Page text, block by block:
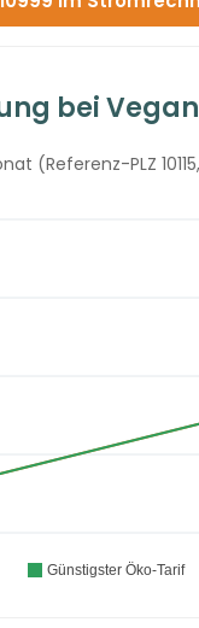
bei
(Referenz-PLZ